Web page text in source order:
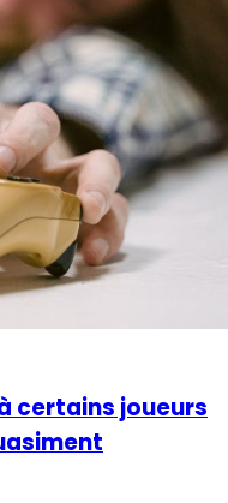
certains joueurs